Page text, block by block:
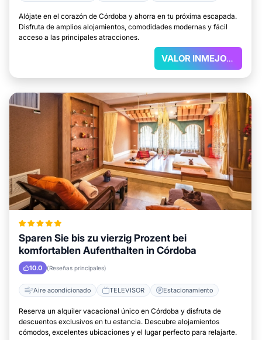
Alójate en el corazón de Córdoba y ahorra en tu próxima escapada.
Disfruta de amplios alojamientos, comodidades modernas y fácil
acceso a las principales atracciones.
VALOR INMEJORABLE
Sparen Sie bis zu vierzig Prozent bei
komfortablen Aufenthalten in Córdoba
10.0 (Reseñas principales)
Aire acondicionado TELEVISOR Estacionamiento
Reserva un alquiler vacacional único en Córdoba y disfruta de
descuentos exclusivos en tu estancia. Descubre alojamientos
cómodos, excelentes ubicaciones y el lugar perfecto para relajarte.